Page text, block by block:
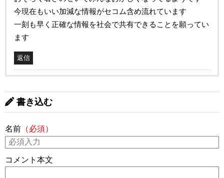
今現在もいい加減な情報がセコム含め流れています
一刻も早く正確な情報を社会で共有できることを願ってい
ます
返信
書き込む
名前 （必須）
コメント本文